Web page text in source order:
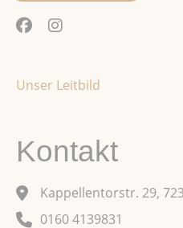
Unser Leitbild
Kontakt
Kappellentorstr. 29,
0160 4139831